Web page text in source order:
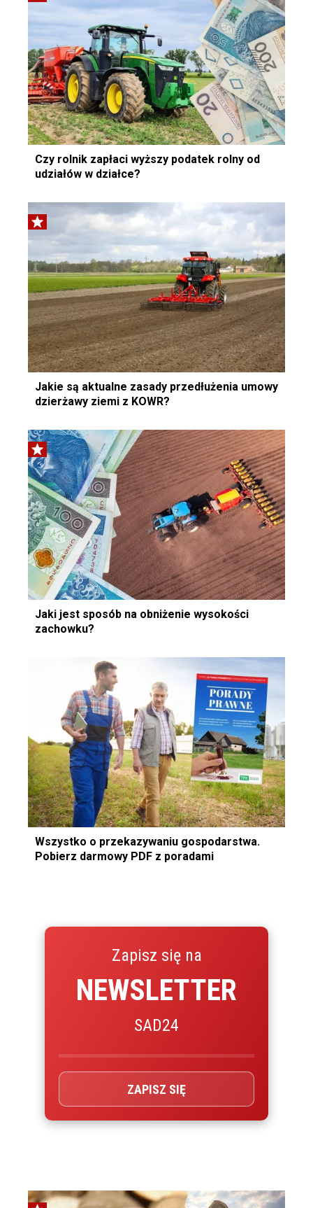
Czy rolnik zapłaci wyższy podatek rolny od
udziałów w działce?
Jakie są aktualne zasady przedłużenia umowy
dzierżawy ziemi z KOWR?
Jaki jest sposób na obniżenie wysokości
zachowku?
Wszystko o przekazywaniu gospodarstwa.
Pobierz darmowy PDF z poradami
Zapisz się na
NEWSLETTER
SAD24
ZAPISZ SIĘ